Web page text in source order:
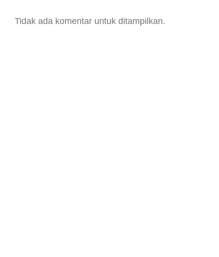
Tidak ada komentar untuk ditampilkan.